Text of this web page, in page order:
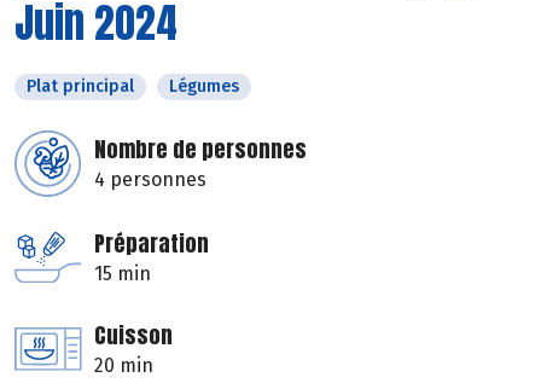
Juin 2024
Plat principal Légumes
Nombre de personnes
4 personnes
Préparation
15 min
Cuisson
20 min